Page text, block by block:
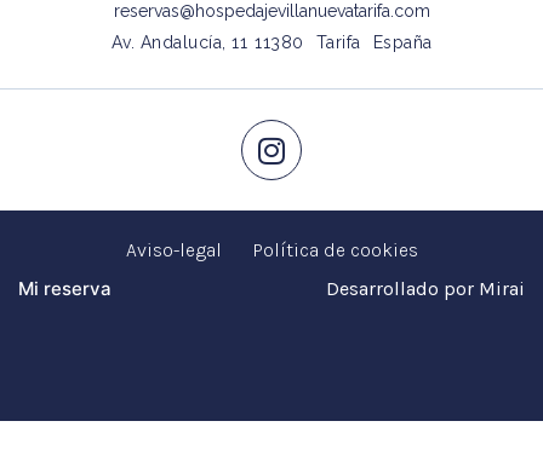
reservas@hospedajevillanuevatarifa.com
Av. Andalucía, 11 11380 Tarifa España
Aviso-legal
Política de cookies
Mi reserva
Desarrollado por Mirai